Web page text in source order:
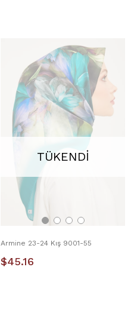
TÜKENDI
Armine 23-24 Kış 9001-55
$45.16